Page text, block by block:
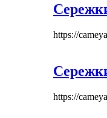
https://
https://